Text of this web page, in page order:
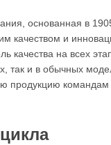
основанная в
качеством и
качества на всех
так и в обычных
продукцию